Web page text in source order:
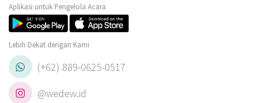
Aplikasi untuk Pengelola Acara
Lebih Dekat dengan Kami
(+62) 889-0625-0517
@wedew.id